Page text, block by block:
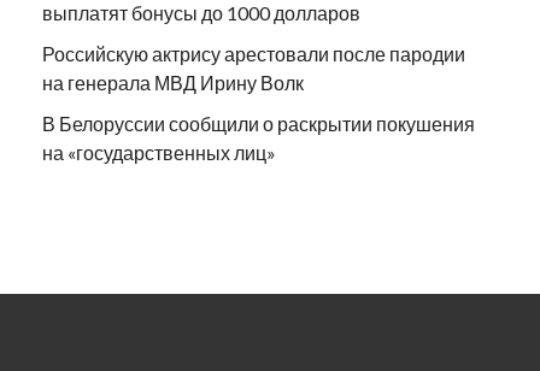
выплатят бонусы до 1000 долларов
Российскую актрису арестовали после пародии
на генерала МВД Ирину Волк
В Белоруссии сообщили о раскрытии покушения
на «государственных лиц»